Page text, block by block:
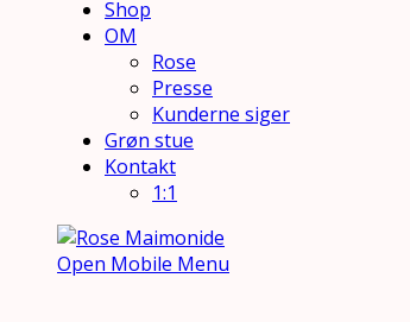
Shop
OM
Rose
Presse
Kunderne siger
Grøn stue
Kontakt
1:1
Open Mobile Menu